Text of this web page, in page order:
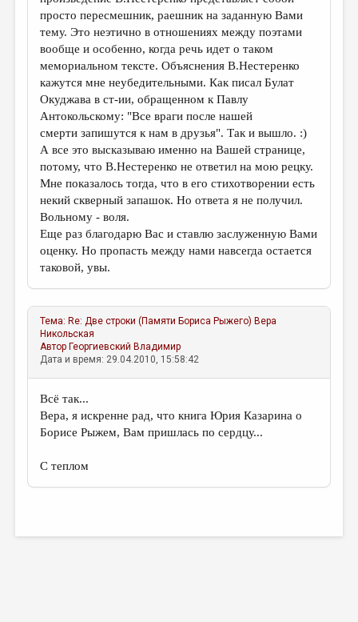
просто пересмешник, раешник на заданную Вами
тему. Это неэтично в отношениях между поэтами
вообще и особенно, когда речь идет о таком
мемориальном тексте. Объяснения В.Нестеренко
кажутся мне неубедительными. Как писал Булат
Окуджава в ст-ии, обращенном к Павлу
Антокольскому: "Все враги после нашей
смерти запишутся к нам в друзья". Так и вышло. :)
А все это высказываю именно на Вашей странице,
потому, что В.Нестеренко не ответил на мою рецку.
Мне показалось тогда, что в его стихотворении есть
некий скверный запашок. Но ответа я не получил.
Вольному - воля.
Еще раз благодарю Вас и ставлю заслуженную Вами
оценку. Но пропасть между нами навсегда остается
таковой, увы.
Тема: Re: Две строки (Памяти Бориса Рыжего) Вера
Никольская
Автор Георгиевский Владимир
Дата и время: 29.04.2010, 15:58:42
Всё так...
Вера, я искренне рад, что книга Юрия Казарина о
Борисе Рыжем, Вам пришлась по сердцу...
С теплом